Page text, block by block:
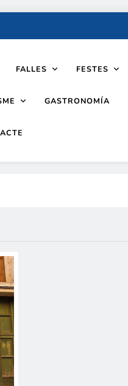
FALLES FESTES
GASTRONOMÍA